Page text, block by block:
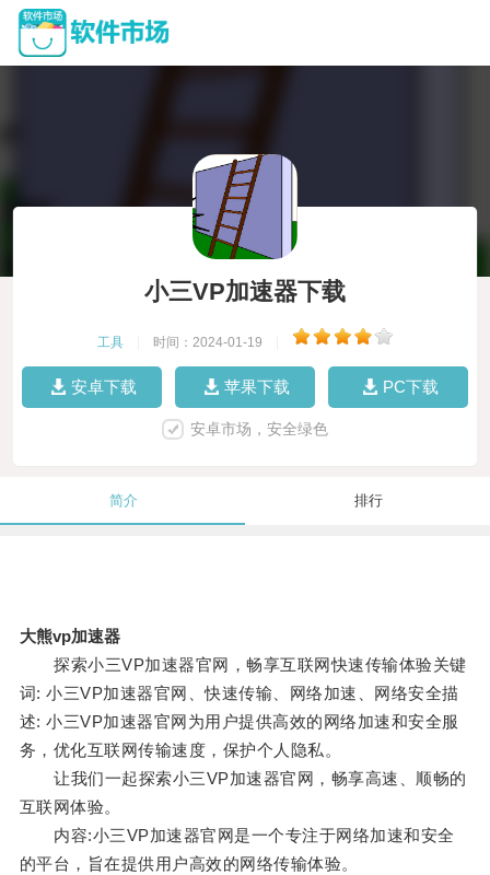
小三VP加速器下载
工具 时间：2024-01-19
安卓下载 苹果下载 PC下载
安卓市场，安全绿色
简介 排行
大熊vp加速器
探索小三VP加速器官网，畅享互联网快速传输体验关键
词: 小三VP加速器官网、快速传输、网络加速、网络安全描
述: 小三VP加速器官网为用户提供高效的网络加速和安全服
务，优化互联网传输速度，保护个人隐私。
让我们一起探索小三VP加速器官网，畅享高速、顺畅的
互联网体验。
内容:小三VP加速器官网是一个专注于网络加速和安全
的平台，旨在提供用户高效的网络传输体验。